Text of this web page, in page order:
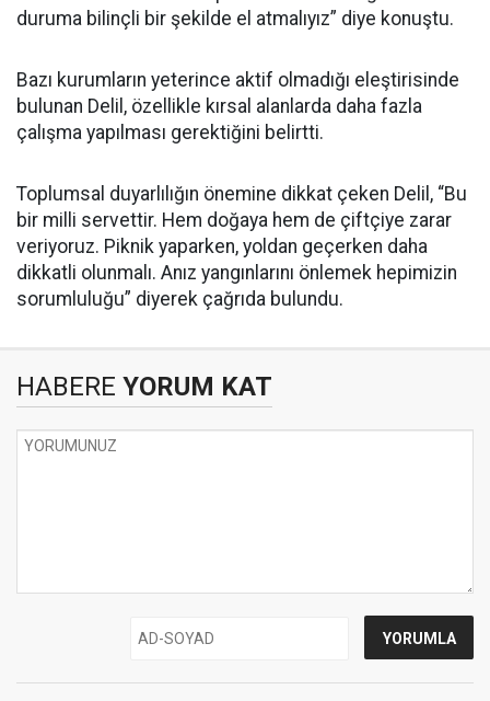
duruma bilinçli bir şekilde el atmalıyız” diye konuştu.
Bazı kurumların yeterince aktif olmadığı eleştirisinde
bulunan Delil, özellikle kırsal alanlarda daha fazla
çalışma yapılması gerektiğini belirtti.
Toplumsal duyarlılığın önemine dikkat çeken Delil, “Bu
bir milli servettir. Hem doğaya hem de çiftçiye zarar
veriyoruz. Piknik yaparken, yoldan geçerken daha
dikkatli olunmalı. Anız yangınlarını önlemek hepimizin
sorumluluğu” diyerek çağrıda bulundu.
HABERE YORUM KAT